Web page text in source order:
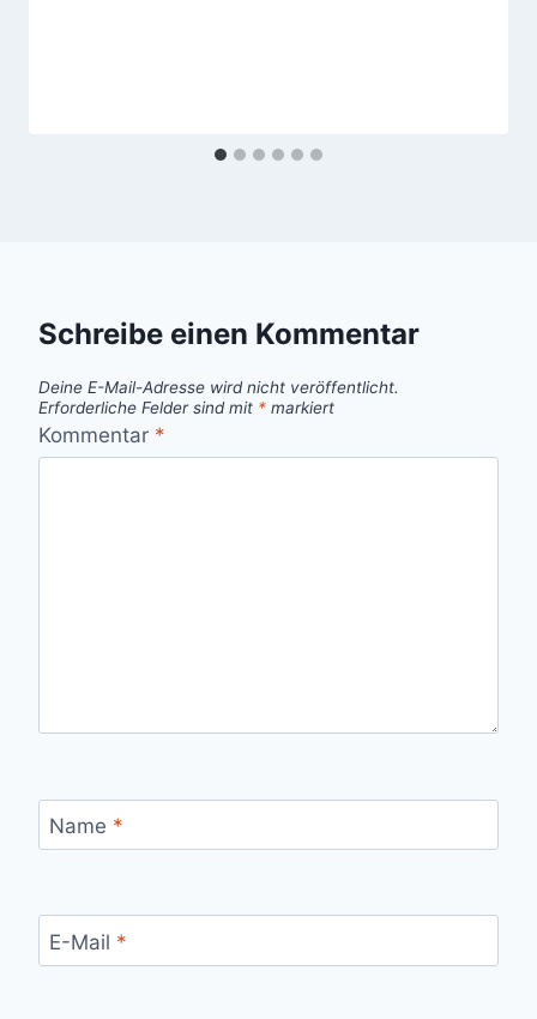
Schreibe einen Kommentar
Deine E-Mail-Adresse wird nicht veröffentlicht.
Erforderliche Felder sind mit * markiert
Kommentar *
Name *
E-Mail *